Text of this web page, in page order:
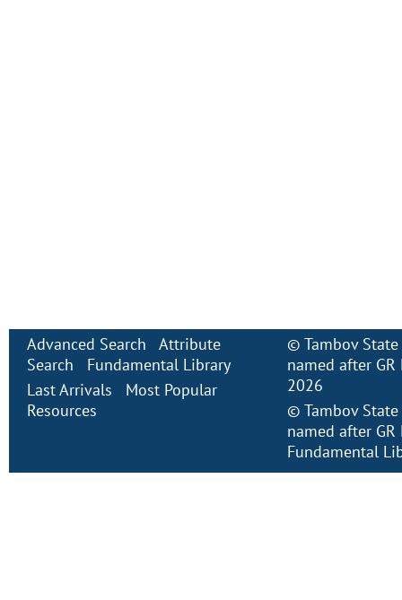
Advanced Search
Attribute
Search
Fundamental Library
Last Arrivals
Most Popular
Resources
© Tambov
named after
2026
© Tambov
named after
Fundamental